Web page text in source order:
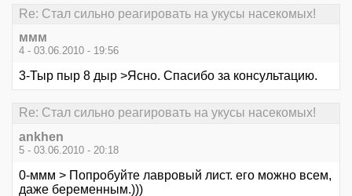
Re: Стал сильно реагировать на укусы насекомых!
ммм
4 - 03.06.2010 - 19:56
3-Тыр пыр 8 дыр >Ясно. Спасибо за консультацию.
Re: Стал сильно реагировать на укусы насекомых!
ankhen
5 - 03.06.2010 - 20:18
0-ммм > Попробуйте лавровый лист. его можно всем,
даже беременным.)))